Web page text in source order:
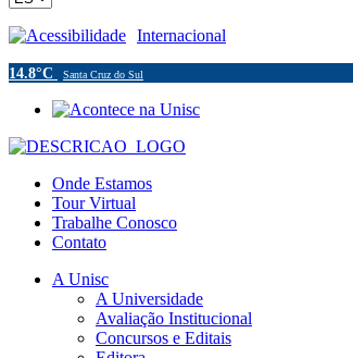
Acessibilidade Internacional
14.8°C Santa Cruz do Sul
Onde Estamos
Tour Virtual
Trabalhe Conosco
Contato
A Unisc
A Universidade
Avaliação Institucional
Concursos e Editais